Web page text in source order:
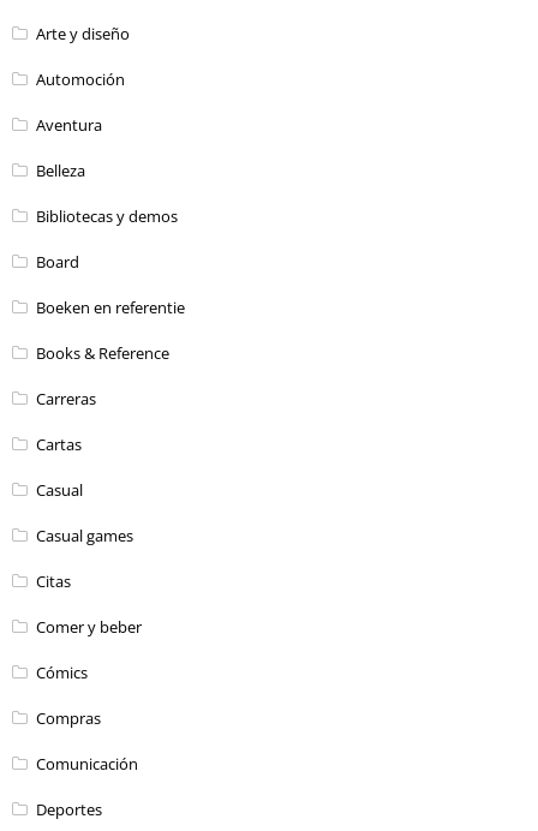
Arte y diseño
Automoción
Aventura
Belleza
Bibliotecas y demos
Board
Boeken en referentie
Books & Reference
Carreras
Cartas
Casual
Casual games
Citas
Comer y beber
Cómics
Compras
Comunicación
Deportes